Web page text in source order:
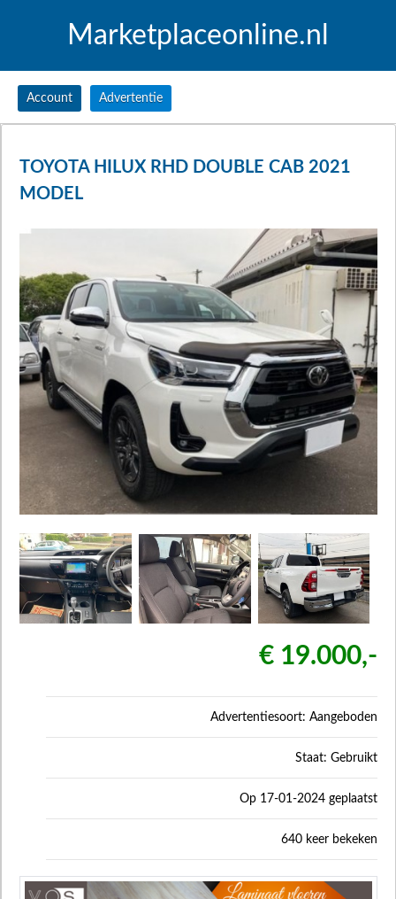
Marketplaceonline.nl
Account Advertentie
TOYOTA HILUX RHD DOUBLE CAB 2021
MODEL
€ 19.000,-
Advertentiesoort: Aangeboden
Staat: Gebruikt
Op 17-01-2024 geplaatst
640 keer bekeken